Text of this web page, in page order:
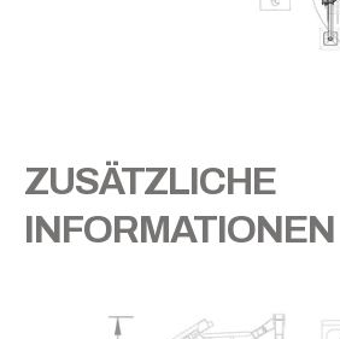
ZUSÄTZLICHE
INFORMATIONEN